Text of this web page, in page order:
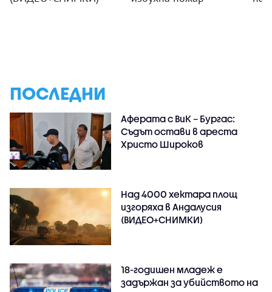
ПОСЛЕДНИ
Аферата с ВиК – Бургас:
Съдът остави в ареста
Христо Широков
Над 4000 хектара площ
изгоряха в Андалусия
(ВИДЕО+СНИМКИ)
18-годишен младеж е
задържан за убийството на